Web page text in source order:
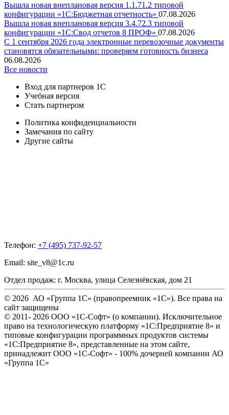
Вышла новая внеплановая версия 1.1.71.2 типовой
конфигурации «1C:Бюджетная отчетность» 07.08.2026
Вышла новая внеплановая версия 3.4.72.3 типовой
конфигурации «1C:Свод отчетов 8 ПРОФ» 07.08.2026
С 1 сентября 2026 года электронные перевозочные документы
становятся обязательными: проверяем готовность бизнеса
06.08.2026
Все новости
Вход для партнеров 1С
Учебная версия
Стать партнером
Политика конфиденциальности
Замечания по сайту
Другие сайты
Телефон: +7 (495) 737-92-57
Email: site_v8@1c.ru
Отдел продаж: г. Москва, улица Селезнёвская, дом 21
© 2026 АО «Группа 1С» (правопреемник «1С»). Все права на
сайт защищены
© 2011- 2026 ООО «1С-Софт» (о компании). Исключительное
право на технологическую платформу «1С:Предприятие 8» и
типовые конфигурации программных продуктов системы
«1С:Предприятие 8», представленные на этом сайте,
принадлежит ООО «1С-Софт» - 100% дочерней компании АО
«Группа 1С»